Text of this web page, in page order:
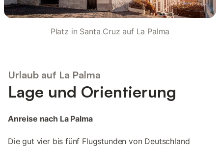
Platz in Santa Cruz auf La Palma
Urlaub auf La Palma
Lage und Orientierung
Anreise nach La Palma
Die gut vier bis fünf Flugstunden von Deutschland